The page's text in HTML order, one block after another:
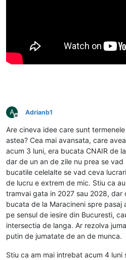
A
Deconectat
Adrianb1
Are cineva idee care sunt
astea? Cea mai avansata, care
acum 3 luni, era bucata CNAIR de
dar de un an de zile nu prea se
bucatile celelalte se vad ceva
de lucru e extrem de mic. Stiu ca
tramvai gata in 2027 sau 2028, dar
bucata de la Maracineni spre
pe sensul de iesire din Bucuresti,
intersectia de langa. Ar rezolva
putin de jumatate de an de munca.
Stiu ca am mai intrebat acum 4 luni